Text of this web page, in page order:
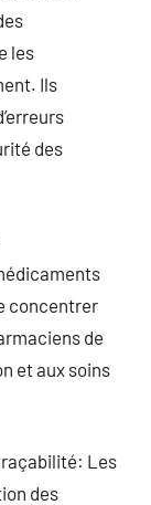
les
Ils
des
concentrer
de
et aux soins
Les
des